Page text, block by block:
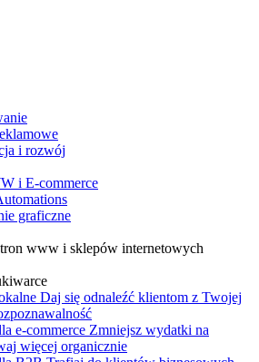
i rozwój
i E-commerce
graficzne
www i sklepów internetowych
Daj się odnaleźć klientom z Twojej
e-commerce Zmniejsz wydatki na
więcej organicznie